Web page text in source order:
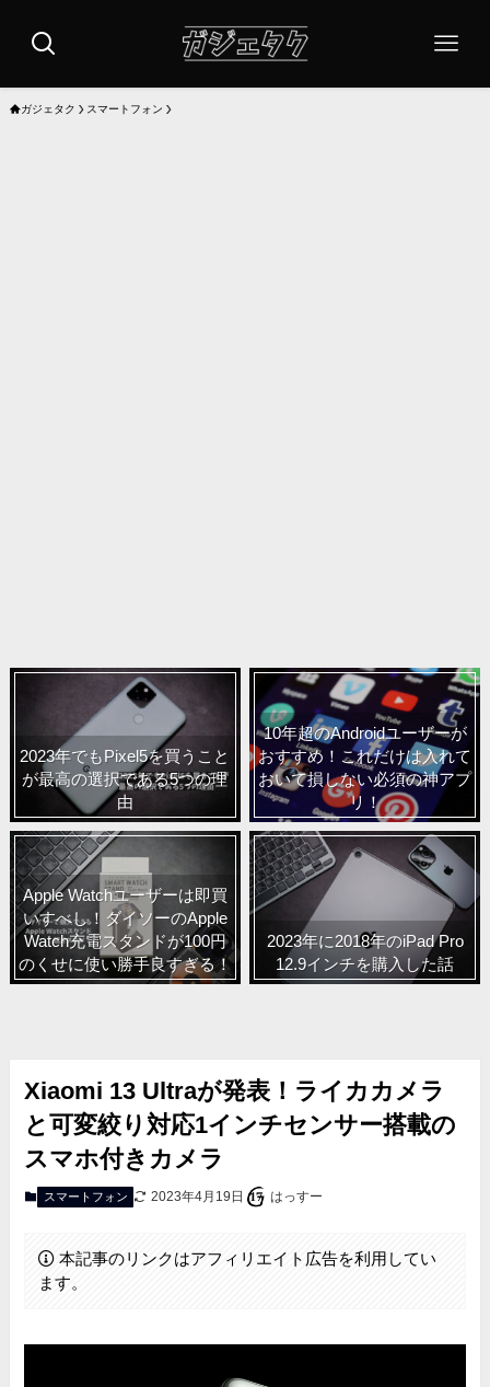
ガジェタク スマートフォン
2023年でもPixel5を買うこと
が最高の選択である5つの理
由
10年超のAndroidユーザーが
おすすめ！これだけは入れて
おいて損しない必須の神アプ
リ！
Apple Watchユーザーは即買
いすべし！ダイソーのApple
Watch充電スタンドが100円
のくせに使い勝手良すぎる！
2023年に2018年のiPad Pro
12.9インチを購入した話
Xiaomi 13 Ultraが発表！ライカカメラ
と可変絞り対応1インチセンサー搭載の
スマホ付きカメラ
スマートフォン 2023年4月19日 はっすー
本記事のリンクはアフィリエイト広告を利用してい
ます。